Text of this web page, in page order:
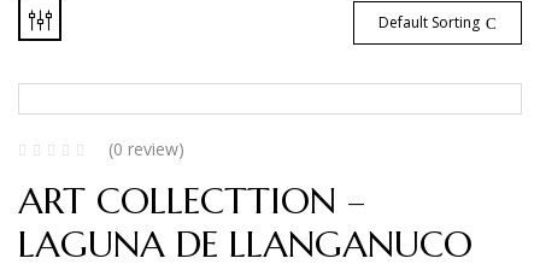
Default Sorting
(0 review)
ART COLLECTTION –
LAGUNA DE LLANGANUCO